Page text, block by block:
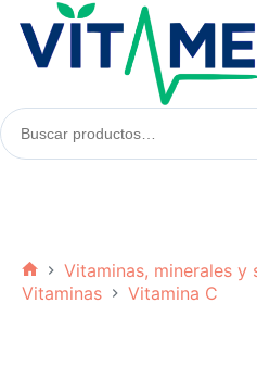
contenido
Buscar
productos:
Inicio
Vitaminas, minerales y
Vitaminas
Vitamina C